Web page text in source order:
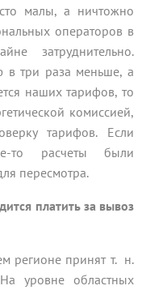
малы, а ничтожно
операторов в
затруднительно.
в три раза меньше, а
наших тарифов, то
комиссией,
тарифов. Если
то расчеты были
пересмотра.
платить за вывоз
регионе принят т. н.
уровне областных